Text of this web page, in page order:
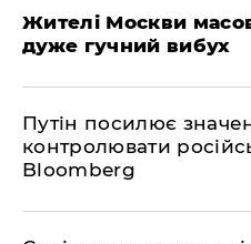
Жителі Москви
дуже гучний вибух
Путін посилює
контролювати
Bloomberg